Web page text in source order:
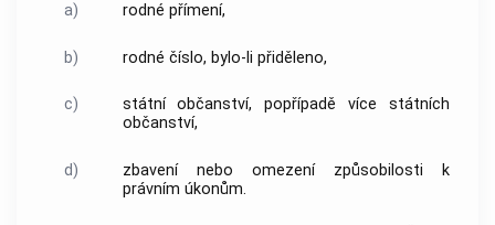
a)
rodné přímení,
b) rodné číslo, bylo-li přiděleno,
c)
státní občanství, popřípadě více státních
občanství,
d)
zbavení nebo omezení způsobilosti k
právním úkonům.